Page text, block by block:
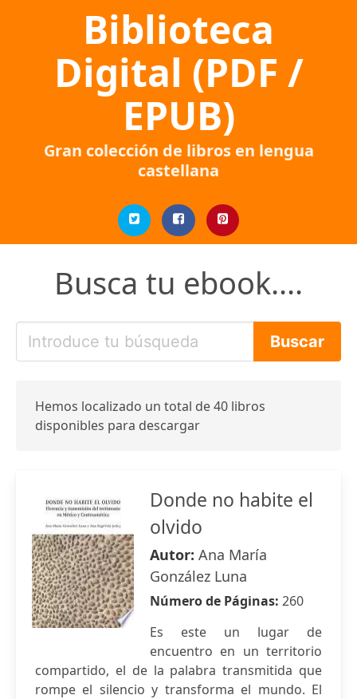
Biblioteca
Digital (PDF /
EPUB)
Gran colección de libros en lengua
castellana
Busca tu ebook....
Hemos localizado un total de 40 libros
disponibles para descargar
Donde no habite el
olvido
Autor: Ana María
González Luna
Número de Páginas: 260
Es este un lugar de
encuentro en un territorio
compartido, el de la palabra transmitida que
rompe el silencio y transforma el mundo. El